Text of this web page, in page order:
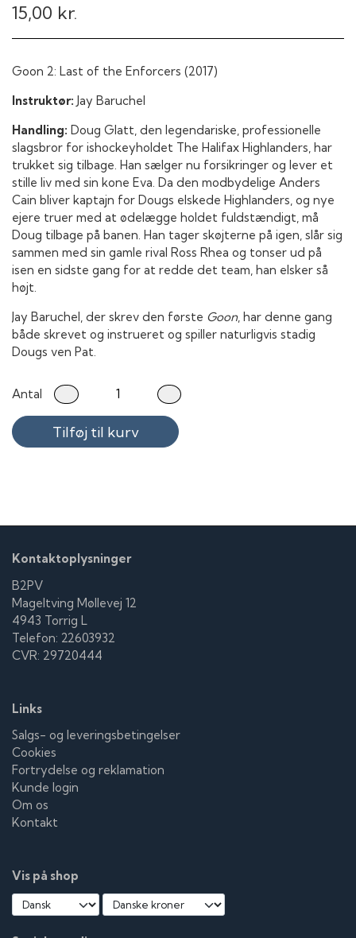
15,00 kr.
Goon 2: Last of the Enforcers (2017)
Instruktør: Jay Baruchel
Handling: Doug Glatt, den legendariske, professionelle
slagsbror for ishockeyholdet The Halifax Highlanders, har
trukket sig tilbage. Han sælger nu forsikringer og lever et
stille liv med sin kone Eva. Da den modbydelige Anders
Cain bliver kaptajn for Dougs elskede Highlanders, og nye
ejere truer med at ødelægge holdet fuldstændigt, må
Doug tilbage på banen. Han tager skøjterne på igen, slår sig
sammen med sin gamle rival Ross Rhea og tonser ud på
isen en sidste gang for at redde det team, han elsker så
højt.
Jay Baruchel, der skrev den første Goon, har denne gang
både skrevet og instrueret og spiller naturligvis stadig
Dougs ven Pat.
Antal
Tilføj til kurv
Kontaktoplysninger
B2PV
Mageltving Møllevej 12
4943 Torrig L
Telefon: 22603932
CVR: 29720444
Links
Salgs- og leveringsbetingelser
Cookies
Fortrydelse og reklamation
Kunde login
Om os
Kontakt
Vis på shop